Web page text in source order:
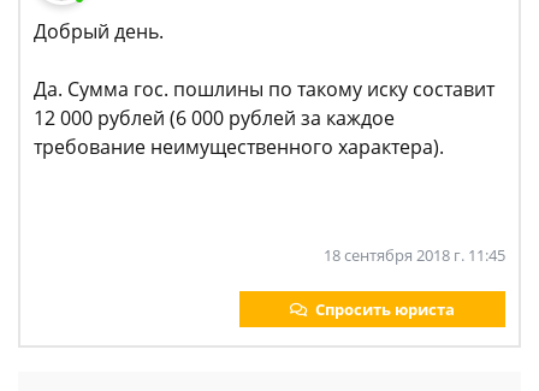
Добрый день.
Да. Сумма гос. пошлины по такому иску составит
12 000 рублей (6 000 рублей за каждое
требование неимущественного характера).
18 сентября 2018 г. 11:45
Спросить юриста